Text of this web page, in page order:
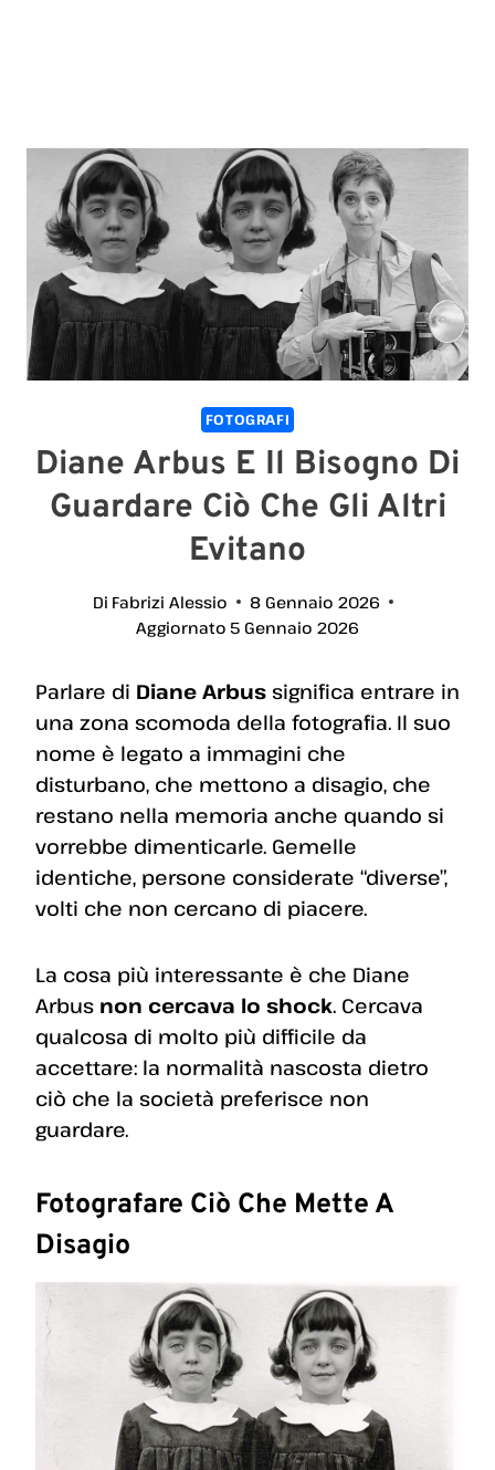
FOTOGRAFI
Diane Arbus E Il Bisogno Di
Guardare Ciò Che Gli Altri
Evitano
Di Fabrizi Alessio
8 Gennaio 2026
Aggiornato 5 Gennaio 2026
Parlare di Diane Arbus significa entrare in
una zona scomoda della fotografia. Il suo
nome è legato a immagini che
disturbano, che mettono a disagio, che
restano nella memoria anche quando si
vorrebbe dimenticarle. Gemelle
identiche, persone considerate “diverse”,
volti che non cercano di piacere.
La cosa più interessante è che Diane
Arbus non cercava lo shock. Cercava
qualcosa di molto più difficile da
accettare: la normalità nascosta dietro
ciò che la società preferisce non
guardare.
Fotografare Ciò Che Mette A
Disagio